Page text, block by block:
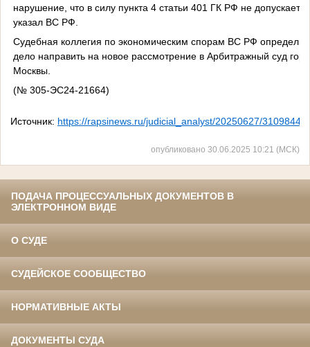
нарушение, что в силу пункта 4 статьи 401 ГК РФ не
указал ВС РФ.
Судебная коллегия по экономическим спорам ВС РФ
дело направить на новое рассмотрение в Арбитражный суд
Москвы.
(№ 305-ЭС24-21664)
Источник: https://rapsinews.ru/judicial_analyst/20250627/
опубликовано 30.06.2025 10:21 (МСК)
ПОДАЧА ПРОЦЕССУАЛЬНЫХ ДОКУМЕНТОВ В
ЭЛЕКТРОННОМ ВИДЕ
О СУДЕ
СУДЕЙСКОЕ СООБЩЕСТВО
НОРМАТИВНЫЕ АКТЫ
ДОКУМЕНТЫ СУДА